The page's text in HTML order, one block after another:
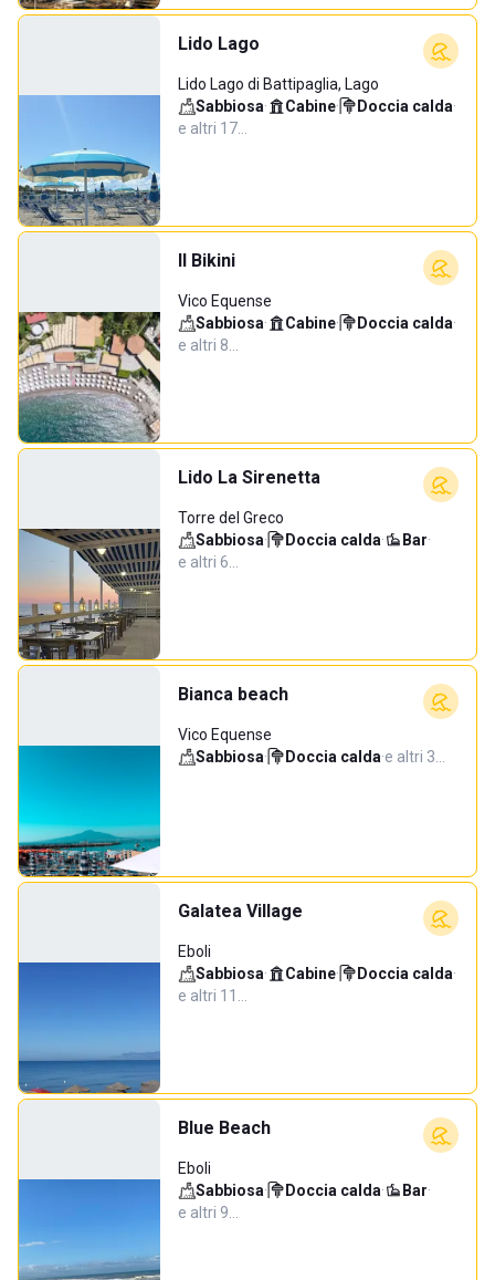
Lido Lago
Lido Lago di Battipaglia, Lago
Sabbiosa· Cabine· Doccia calda·
e altri 17…
Il Bikini
Vico Equense
Sabbiosa· Cabine· Doccia calda·
e altri 8…
Lido La Sirenetta
Torre del Greco
Sabbiosa· Doccia calda· Bar·
e altri 6…
Bianca beach
Vico Equense
Sabbiosa· Doccia calda·e altri 3…
Galatea Village
Eboli
Sabbiosa· Cabine· Doccia calda·
e altri 11…
Blue Beach
Eboli
Sabbiosa· Doccia calda· Bar·
e altri 9…